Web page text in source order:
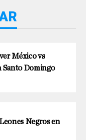
México vs
Santo Domingo
Negros en